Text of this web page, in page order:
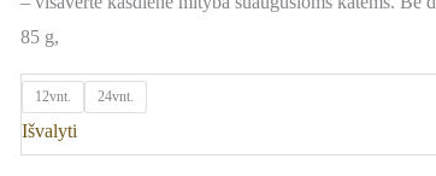
85 g,
12vnt. 24vnt.
Išvalyti